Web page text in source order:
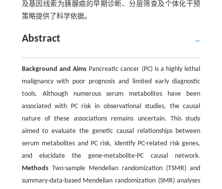
及基因线索为胰腺癌的早期诊断、分层筛查及个体化干预
策略提供了科学依据。
Abstract
Background and Aims Pancreatic cancer (PC) is a highly lethal
malignancy with poor prognosis and limited early diagnostic
tools. Although numerous serum metabolites have been
associated with PC risk in observational studies, the causal
nature of these associations remains uncertain. This study
aimed to evaluate the genetic causal relationships between
serum metabolites and PC risk, identify PC-related risk genes,
and elucidate the gene-metabolite-PC causal network.
MethodsTwo-sample Mendelian randomization (TSMR) and
summary-data-based Mendelian randomization (SMR) analyses